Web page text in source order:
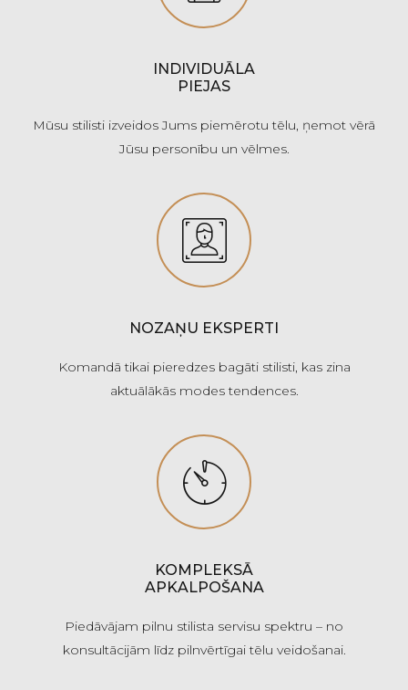
INDIVIDUĀLA
PIEJAS
Mūsu stilisti izveidos Jums piemērotu tēlu, ņemot vērā
Jūsu personību un vēlmes.
NOZAŅU EKSPERTI
Komandā tikai pieredzes bagāti stilisti, kas zina
aktuālākās modes tendences.
KOMPLEKSĀ
APKALPOŠANA
Piedāvājam pilnu stilista servisu spektru – no
konsultācijām līdz pilnvērtīgai tēlu veidošanai.